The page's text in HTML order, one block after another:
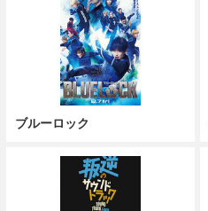
ブルーロック